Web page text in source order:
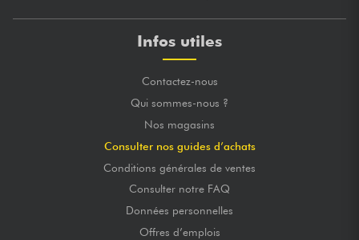
Infos utiles
Contactez-nous
Qui sommes-nous ?
Nos magasins
Consulter nos guides d’achats
Conditions générales de ventes
Consulter notre FAQ
Données personnelles
Offres d’emplois